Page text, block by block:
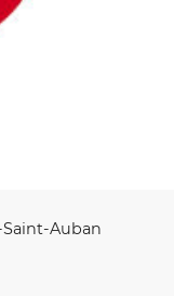
Saint-Auban